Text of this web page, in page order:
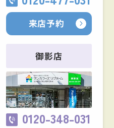
来店予約
御影店
0120-348-031